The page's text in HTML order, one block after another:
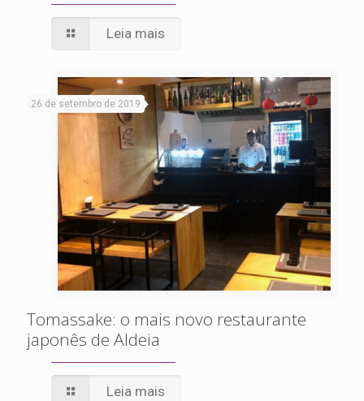
Leia mais
26 de setembro de 2019
Tomassake: o mais novo restaurante
japonês de Aldeia
Leia mais